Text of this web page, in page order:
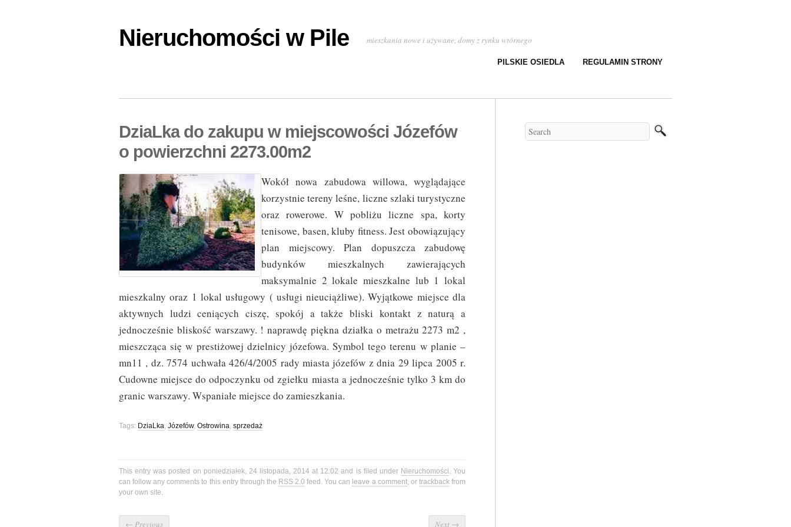
Nieruchomości w Pile mieszkania nowe i używane, domy z rynku wtórnego
PILSKIE OSIEDLA REGULAMIN STRONY
DziaLka do zakupu w miejscowości Józefów
o powierzchni 2273.00m2
Wokół nowa zabudowa willowa, wyglądające
korzystnie tereny leśne, liczne szlaki turystyczne
oraz rowerowe. W pobliżu liczne spa, korty
tenisowe, basen, kluby fitness. Jest obowiązujący
plan miejscowy. Plan dopuszcza zabudowę
budynków mieszkalnych zawierających
maksymalnie 2 lokale mieszkalne lub 1 lokal
mieszkalny oraz 1 lokal usługowy ( usługi nieuciążliwe). Wyjątkowe miejsce dla
aktywnych ludzi ceniących ciszę, spokój a także bliski kontakt z naturą a
jednocześnie bliskość warszawy. ! naprawdę piękna działka o metrażu 2273 m2 ,
mieszcząca się w prestiżowej dzielnicy józefowa. Symbol tego terenu w planie –
mn11 , dz. 7574 uchwała 426/4/2005 rady miasta józefów z dnia 29 lipca 2005 r.
Cudowne miejsce do odpoczynku od zgiełku miasta a jednocześnie tylko 3 km do
granic warszawy. Wspaniałe miejsce do zamieszkania.
Tags: DziaLka, Józefów, Ostrowina, sprzedaż
This entry was posted on poniedziałek, 24 listopada, 2014 at 12:02 and is filed under Nieruchomości. You
can follow any comments to this entry through the RSS 2.0 feed. You can leave a comment, or trackbackfrom
your own site.
← Previous Next →